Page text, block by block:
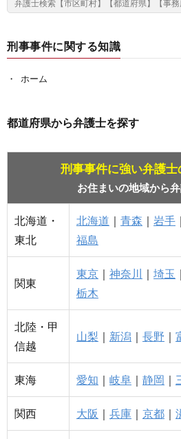
刑事事件に関する知識
ホーム
都道府県から弁護士を探す
刑事事件に強い弁護士
お住まいの地域から
北海道・
東北
北海道 ｜ 青森 ｜ 岩手 ｜
福島
関東
東京 ｜ 神奈川 ｜ 埼玉 ｜
栃木
北陸・甲
信越
山梨 ｜ 新潟 ｜ 長野 ｜
東海 愛知 ｜ 岐阜 ｜ 静岡 ｜
関西 大阪 ｜ 兵庫 ｜ 京都 ｜